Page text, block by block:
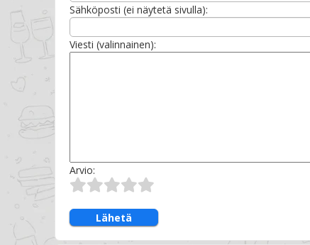
Sähköposti (ei näytetä sivulla):
Viesti (valinnainen):
Arvio:
Lähetä